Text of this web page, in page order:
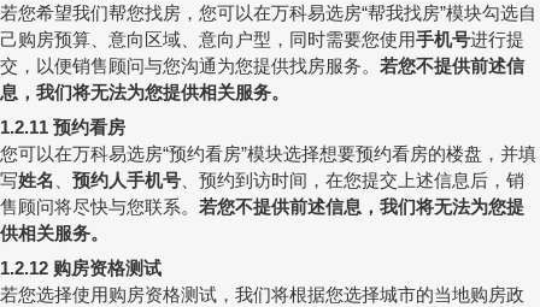
若您希望我们帮您找房，您可以在万科易选房“帮我找房”模块勾选自
己购房预算、意向区域、意向户型，同时需要您使用手机号进行提
交，以便销售顾问与您沟通为您提供找房服务。 若您不提供前述信
息，我们将无法为您提供相关服务。
1.2.11 预约看房
您可以在万科易选房“预约看房”模块选择想要预约看房的楼盘，并填
写姓名、 预约人手机号、预约到访时间，在您提交上述信息后，销
售顾问将尽快与您联系。 若您不提供前述信息，我们将无法为您提
供相关服务。
1.2.12 购房资格测试
若您选择使用购房资格测试，我们将根据您选择城市的当地购房政